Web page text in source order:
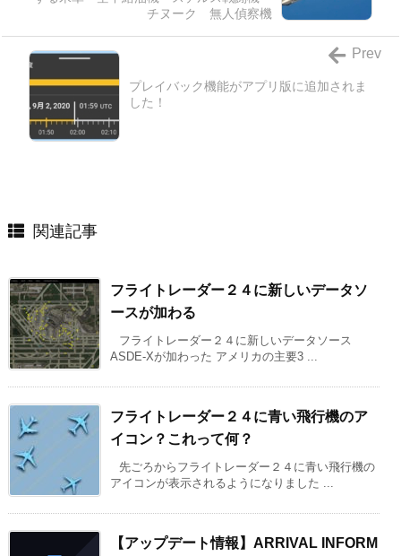
チヌーク 無人偵察機
プレイバック機能がアプリ版に追加されま
した！
Prev
関連記事
フライトレーダー２４に新しいデータソ
ースが加わる
フライトレーダー２４に新しいデータソース
ASDE-Xが加わった アメリカの主要3 ...
フライトレーダー２４に青い飛行機のア
イコン？これって何？
先ごろからフライトレーダー２４に青い飛行機の
アイコンが表示されるようになりました ...
【アップデート情報】ARRIVAL INFORM